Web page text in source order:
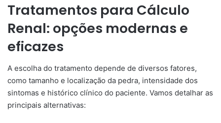
Tratamentos para Cálculo
Renal: opções modernas e
eficazes
A escolha do tratamento depende de diversos fatores,
como tamanho e localização da pedra, intensidade dos
sintomas e histórico clínico do paciente. Vamos detalhar as
principais alternativas: